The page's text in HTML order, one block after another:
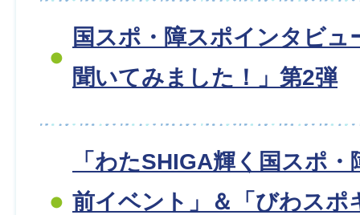
国スポ・障スポインタビュ
聞いてみました！」第2弾
「わたSHIGA輝く国スポ
前イベント」＆「びわスポ